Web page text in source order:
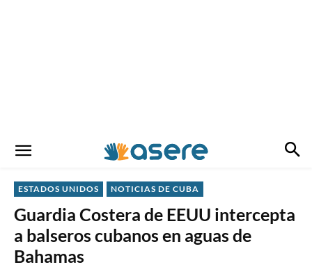
ESTADOS UNIDOS NOTICIAS DE CUBA
Guardia Costera de EEUU intercepta
a balseros cubanos en aguas de
Bahamas